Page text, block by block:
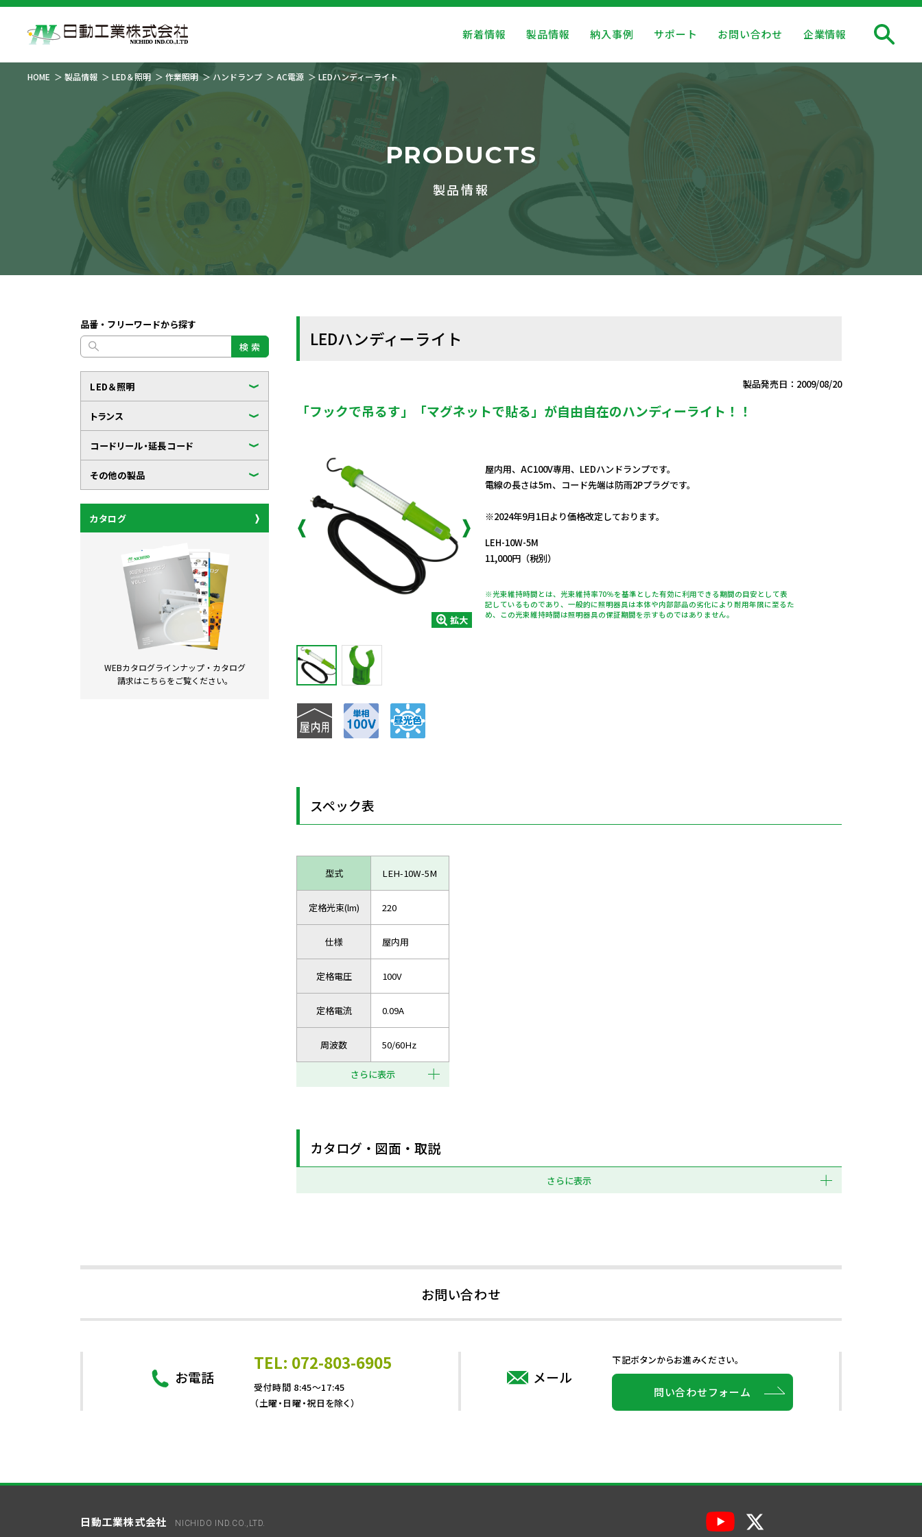
新着情報 製品情報 納入事例 サポート お問い合わせ 企業情報
HOME 製品情報 LED＆照明 作業照明 ハンドランプ AC電源 LEDハンディーライト
PRODUCTS
製品情報
品番・フリーワードから探す
検 索
LED＆照明
トランス
コードリール・延長コード
その他の製品
カタログ
WEBカタログラインナップ・ カタログ
請求はこちらをご覧ください。
LEDハンディーライト
製品発売日：2009/08/20
「フックで吊るす」「マグネットで貼る」が自由自在のハンディーライト！！
拡大
屋内用、AC100V専用、LEDハンドランプです。
電線の長さは5m、コード先端は防雨2Pプラグです。
※2024年9月1日より価格改定しております。
LEH-10W-5M
11,000円（税別）
※光束維持時間とは、光束維持率70％を基準とした有効に利用できる期間の目安として表
記しているものであり、一般的に照明器具は本体や内部部品の劣化により耐用年限に至るた
め、この光束維持時間は照明器具の保証期間を示すものではありません。
スペック表
型式 LEH-10W-5M
定格光束(lm) 220
仕様 屋内用
定格電圧 100V
定格電流 0.09A
周波数 50/60Hz
さらに表示
カタログ・図面・取説
さらに表示
お問い合わせ
お電話
TEL: 072-803-6905
受付時間 8:45～17:45
（土曜・日曜・祝日を除く）
メール
下記ボタンからお進みください。
問い合わせフォーム
日動工業株式会社 NICHIDO IND.CO.,LTD.